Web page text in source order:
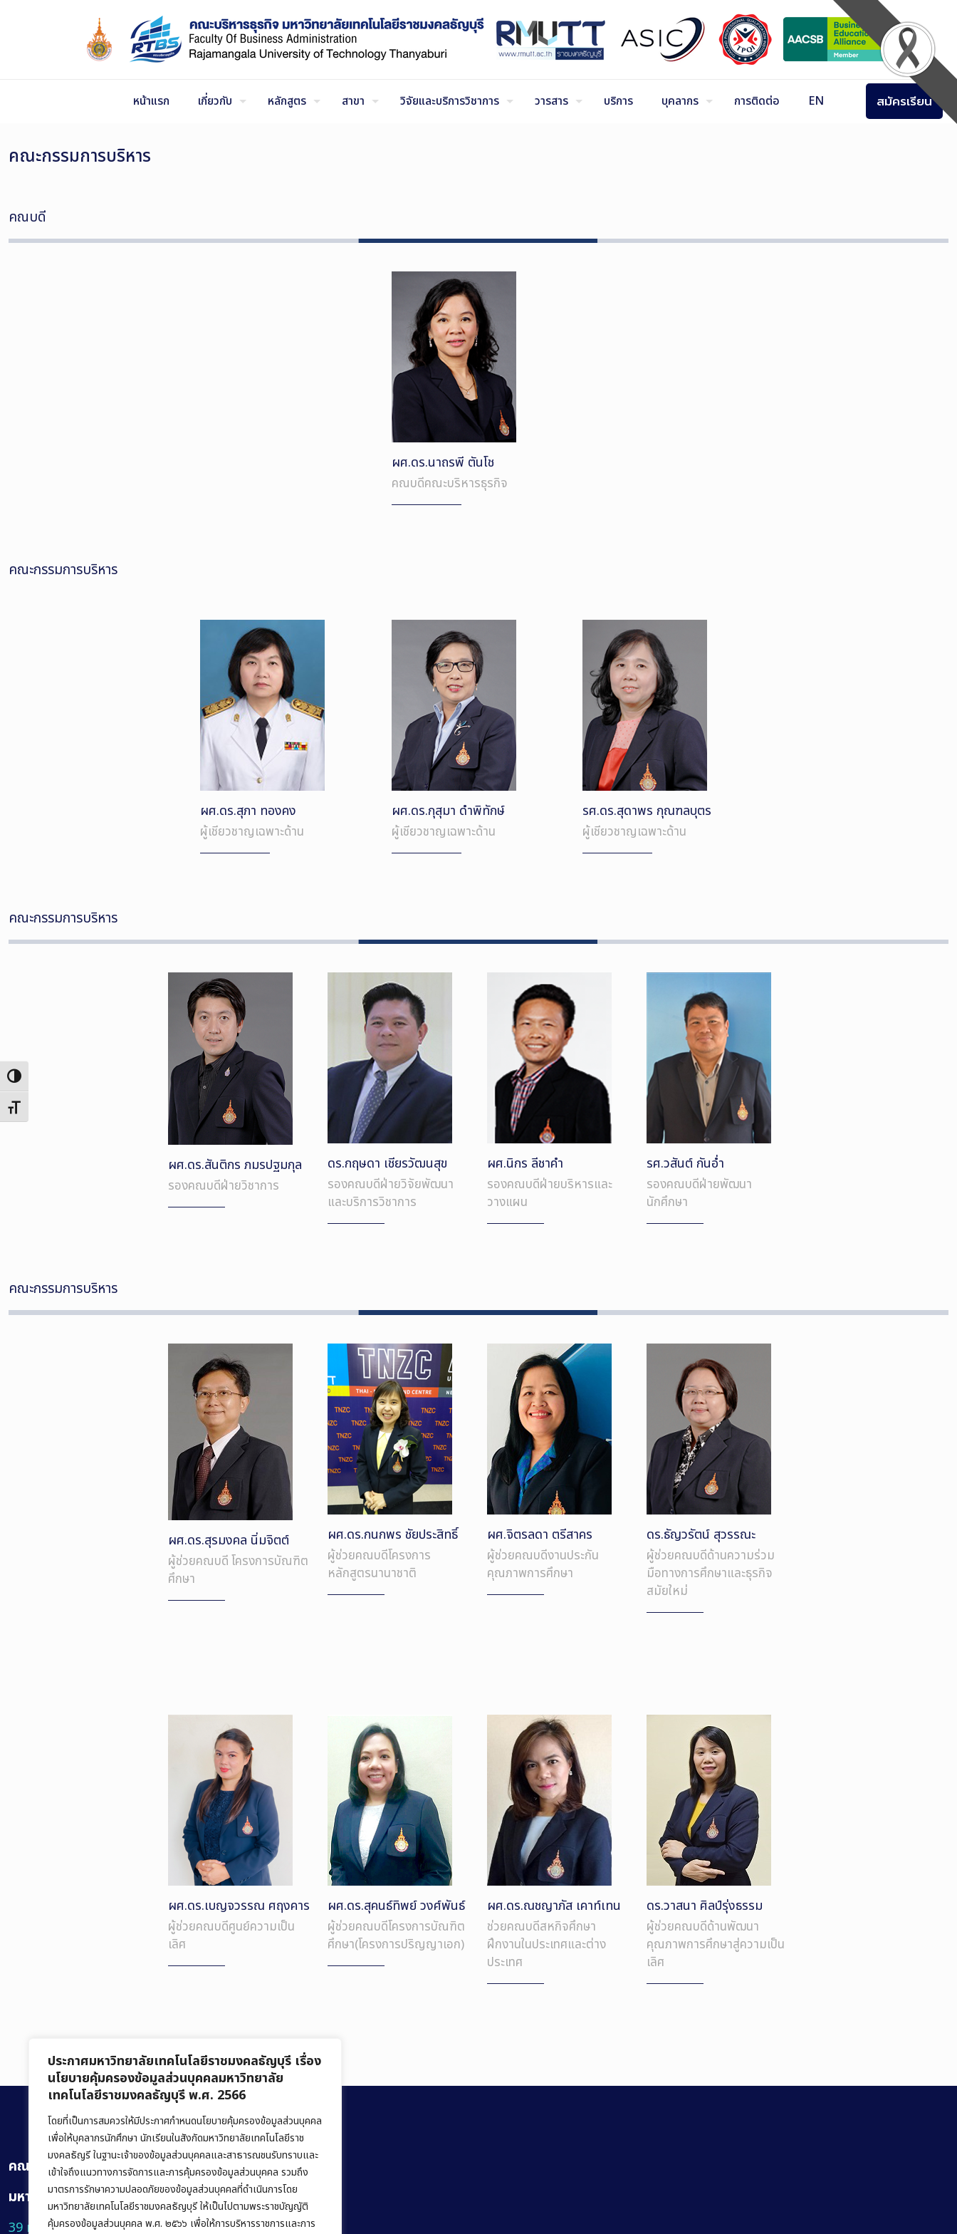
ประกาศมหาวิทยาลัยเทคโนโลยีราชมงคลธัญบุรี เรื่อง
นโยบายคุ้มครองข้อมูลส่วนบุคคลมหาวิทยาลัย
เทคโนโลยีราชมงคลธัญบุรี พ.ศ. 2566
โดยที่เป็นการสมควรให้มีประกาศกำหนดนโยบายคุ้มครองข้อมูลส่วนบุคคล
เพื่อให้บุคลากรนักศึกษา นักเรียนในสังกัดมหาวิทยาลัยเทคโนโลยีราช
มงคลธัญรี ในฐานะเจ้าของข้อมูลส่วนบุคคลและสาธารณชนรับทราบและ
เข้าใจถึงแนวทางการจัดการและการคุ้มครองข้อมูลส่วนบุคคล รวมถึง
มาตรการรักษาความปลอดภัยของข้อมูลส่วนบุคคลที่ดำเนินการโดย
มหาวิทยาลัยเทคโนโลยีราชมงคลธัญบุรี ให้เป็นไปตามพระราชบัญญัติ
คุ้มครองข้อมูลส่วนบุคคล พ.ศ. ๒๕๖๖ เพื่อให้การบริหารราชการและการ
Toggle High Contrast
Toggle Font size
หน้าแรก เกี่ยวกับ หลักสูตร สาขา วิจัยและบริการวิชาการ วารสาร บริการ บุคลากร การติดต่อ EN สมัครเรียน
คณะกรรมการบริหาร
คณบดี
ผศ.ดร.นาถรพี ตันโช
คณบดีคณะบริหารธุรกิจ
คณะกรรมการบริหาร
ผศ.ดร.สุภา ทองคง
ผู้เชียวชาญเฉพาะด้าน
ผศ.ดร.กุสุมา ดำพิทักษ์
ผู้เชียวชาญเฉพาะด้าน
รศ.ดร.สุดาพร กุณฑลบุตร
ผู้เชียวชาญเฉพาะด้าน
คณะกรรมการบริหาร
ผศ.ดร.สันติกร ภมรปฐมกุล
รองคณบดีฝ่ายวิชาการ
ดร.กฤษดา เชียรวัฒนสุข
รองคณบดีฝ่ายวิจัยพัฒนา
และบริการวิชาการ
ผศ.นิกร ลีชาคำ
รองคณบดีฝ่ายบริหารและ
วางแผน
รศ.วสันต์ กันอ่ำ
รองคณบดีฝ่ายพัฒนา
นักศึกษา
คณะกรรมการบริหาร
ผศ.ดร.สุรมงคล นิ่มจิตต์
ผู้ช่วยคณบดี โครงการบัณฑิต
ศึกษา
ผศ.ดร.กนกพร ชัยประสิทธิ์
ผู้ช่วยคณบดีโครงการ
หลักสูตรนานาชาติ
ผศ.จิตรลดา ตรีสาคร
ผู้ช่วยคณบดีงานประกัน
คุณภาพการศึกษา
ดร.ธัญวรัตน์ สุวรรณะ
ผู้ช่วยคณบดีด้านความร่วม
มือทางการศึกษาและธุรกิจ
สมัยใหม่
ผศ.ดร.เบญจวรรณ ศฤงคาร
ผู้ช่วยคณบดีศูนย์ความเป็น
เลิศ
ผศ.ดร.สุคนธ์ทิพย์ วงศ์พันธ์
ผู้ช่วยคณบดีโครงการบัณฑิต
ศึกษา(โครงการปริญญาเอก)
ผศ.ดร.ณชญาภัส เคาท์เทน
ช่วยคณบดีสหกิจศึกษา
ฝึกงานในประเทศและต่าง
ประเทศ
ดร.วาสนา ศิลป์รุ่งธรรม
ผู้ช่วยคณบดีด้านพัฒนา
คุณภาพการศึกษาสู่ความเป็น
เลิศ
คณะบริหารธุรกิจ
มหาวิทยาลัยเทคโนโลยีราชมงคลธัญบุรี
39 หมู่ 1 ถนนรังสิต-นครนายก ตำบลคลองหก